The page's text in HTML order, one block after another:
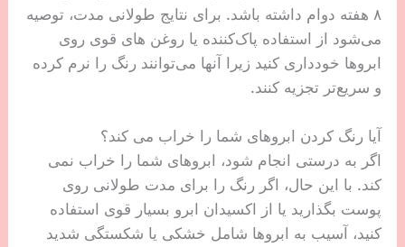
۸ هفته دوام داشته باشد. برای نتایج طولانی مدت، توصیه
می‌شود از استفاده پاک‌کننده‌ یا روغن‌ های قوی‌ روی
ابروها خودداری کنید زیرا آنها می‌توانند رنگ را نرم کرده
و سریع‌تر تجزیه کنند.
آیا رنگ کردن ابروهای شما را خراب می کند؟
اگر به درستی انجام شود، ابروهای شما را خراب نمی
کند. با این حال، اگر رنگ را برای مدت طولانی روی
پوست بگذارید یا از اکسیدان ابرو بسیار قوی استفاده
کنید، آسیب به ابروها شامل خشکی یا شکستگی شدید